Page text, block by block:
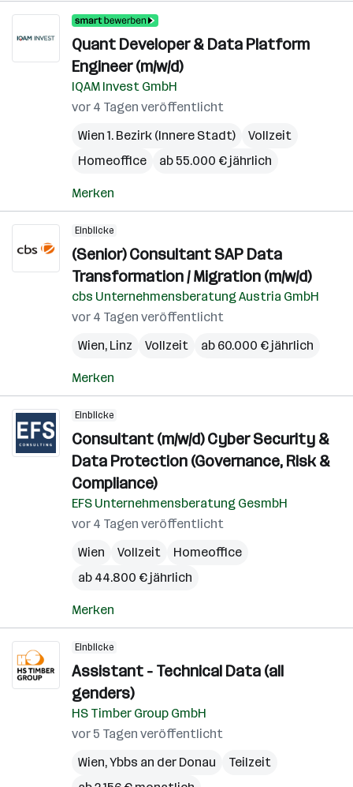
Quant Developer & Data Platform
Engineer (m/w/d)
IQAM Invest GmbH
vor 4 Tagen veröffentlicht
Wien 1. Bezirk (Innere Stadt)
Vollzeit
Homeoffice
ab 55.000 € jährlich
Merken
Einblicke
(Senior) Consultant SAP Data
Transformation / Migration (m/w/d)
cbs Unternehmensberatung Austria GmbH
vor 4 Tagen veröffentlicht
Wien, Linz Vollzeit ab 60.000 € jährlich
Merken
Einblicke
Consultant (m/w/d) Cyber Security &
Data Protection (Governance, Risk &
Compliance)
EFS Unternehmensberatung GesmbH
vor 4 Tagen veröffentlicht
Wien
Vollzeit
Homeoffice
ab 44.800 € jährlich
Merken
Einblicke
Assistant - Technical Data (all
genders)
HS Timber Group GmbH
vor 5 Tagen veröffentlicht
Wien,Ybbs an der Donau
Teilzeit